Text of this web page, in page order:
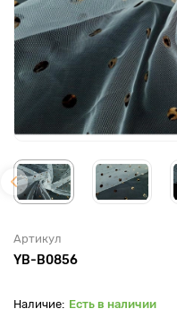
Артикул
YB-B0856
Есть в наличии